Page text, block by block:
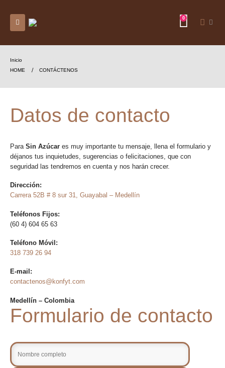
0
Inicio
HOME
CONTÁCTENOS
Datos de contacto
Para Sin Azúcar es muy importante tu mensaje, llena el formulario y
déjanos tus inquietudes, sugerencias o felicitaciones, que con
seguridad las tendremos en cuenta y nos harán crecer.
Dirección:
Carrera 52B # 8 sur 31, Guayabal – Medellín
Teléfonos Fijos:
(60 4) 604 65 63
Teléfono Móvil:
318 739 26 94
E-mail:
contactenos@konfyt.com
Medellín – Colombia
Formulario de contacto